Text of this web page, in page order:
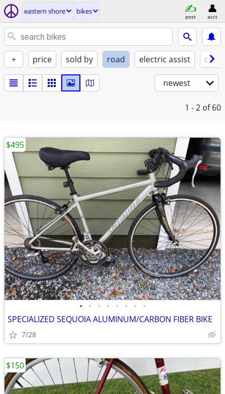
eastern shore bikes
post acct
+ price sold by road electric assist
newest
1 - 2 of 60
• • • • • • • •
SPECIALIZED SEQUOIA ALUMINUM/CARBON FIBER BIKE
7/28
$495
$150